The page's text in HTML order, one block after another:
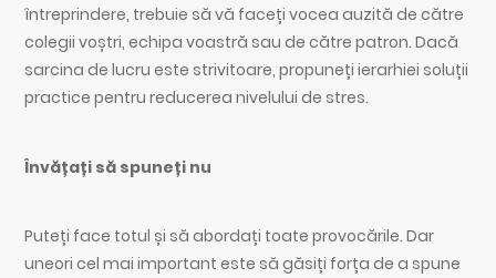
întreprindere, trebuie să vă faceți vocea auzită de către
colegii voștri, echipa voastră sau de către patron. Dacă
sarcina de lucru este strivitoare, propuneți ierarhiei soluții
practice pentru reducerea nivelului de stres.
Învățați să spuneți nu
Puteți face totul și să abordați toate provocările. Dar
uneori cel mai important este să găsiți forța de a spune